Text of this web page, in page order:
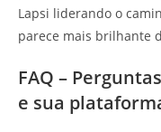
Lapsi liderando o
parece mais brilhante
FAQ –
e sua